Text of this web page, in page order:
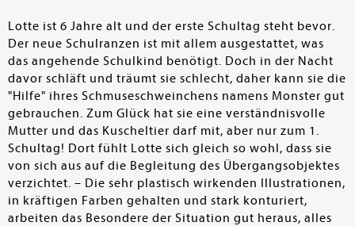
Lotte ist 6 Jahre alt und der erste Schultag steht bevor.
Der neue Schulranzen ist mit allem ausgestattet, was
das angehende Schulkind benötigt. Doch in der Nacht
davor schläft und träumt sie schlecht, daher kann sie die
"Hilfe" ihres Schmuseschweinchens namens Monster gut
gebrauchen. Zum Glück hat sie eine verständnisvolle
Mutter und das Kuscheltier darf mit, aber nur zum 1.
Schultag! Dort fühlt Lotte sich gleich so wohl, dass sie
von sich aus auf die Begleitung des Übergangsobjektes
verzichtet. – Die sehr plastisch wirkenden Illustrationen,
in kräftigen Farben gehalten und stark konturiert,
arbeiten das Besondere der Situation gut heraus, alles